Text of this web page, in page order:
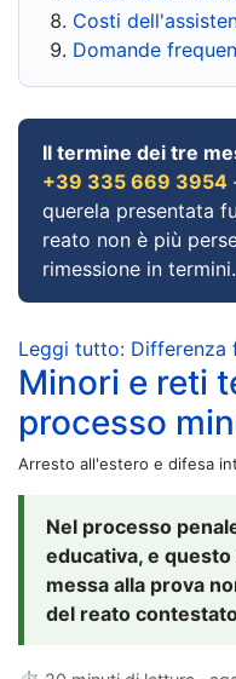
Costi
Domande
Il termine dei tre
+39 335 669 3954
querela presentata
reato non è più
rimessione in termini.
Leggi tutto: Differenza
Minori e reti
processo
Arresto all'estero e difesa
Nel processo
educativa, e
messa alla prova
del reato